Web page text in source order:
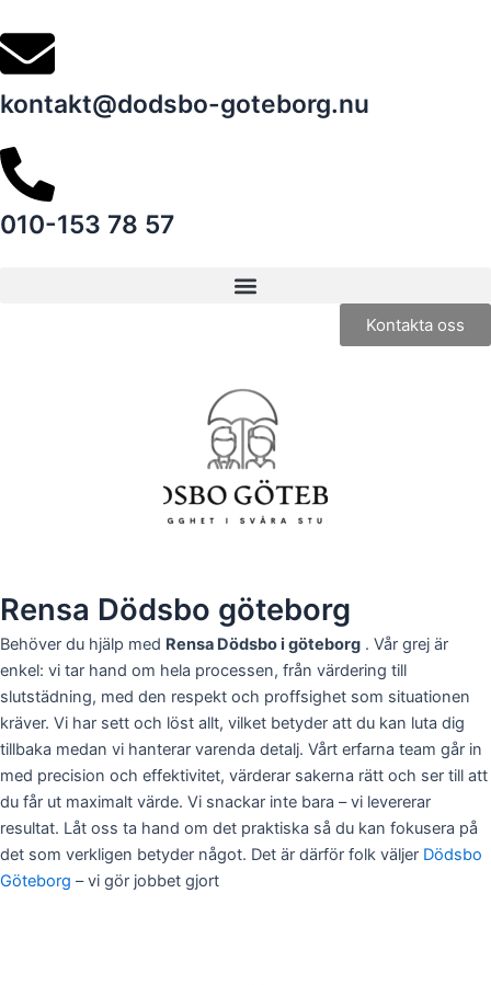
to
content
kontakt@dodsbo-goteborg.nu
010-153 78 57
Kontakta oss
Rensa Dödsbo göteborg
Behöver du hjälp med Rensa Dödsbo i göteborg . Vår grej är
enkel: vi tar hand om hela processen, från värdering till
slutstädning, med den respekt och proffsighet som situationen
kräver. Vi har sett och löst allt, vilket betyder att du kan luta dig
tillbaka medan vi hanterar varenda detalj. Vårt erfarna team går in
med precision och effektivitet, värderar sakerna rätt och ser till att
du får ut maximalt värde. Vi snackar inte bara – vi levererar
resultat. Låt oss ta hand om det praktiska så du kan fokusera på
det som verkligen betyder något. Det är därför folk väljer Dödsbo
Göteborg – vi gör jobbet gjort